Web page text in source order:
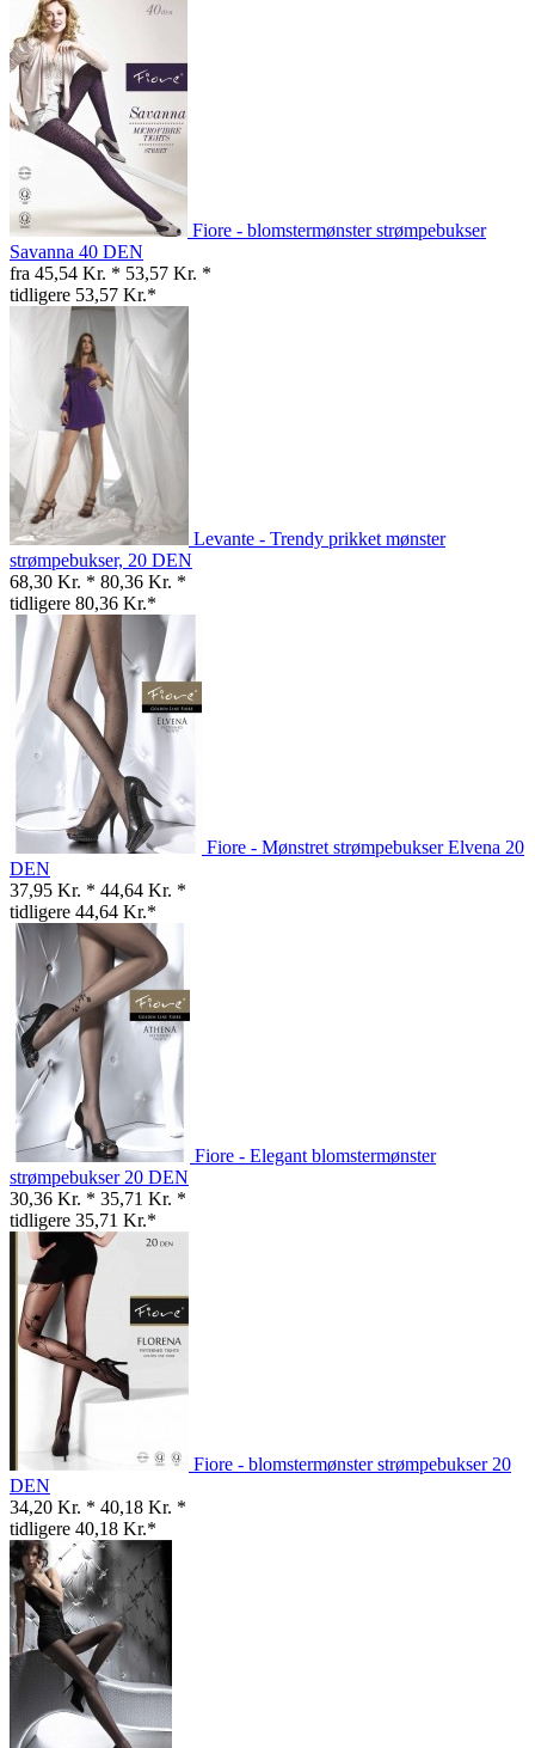
Fiore - blomstermønster strømpebukser
Savanna 40 DEN
fra 45,54 Kr. * 53,57 Kr. *
tidligere 53,57 Kr.*
Levante - Trendy prikket mønster
strømpebukser, 20 DEN
68,30 Kr. * 80,36 Kr. *
tidligere 80,36 Kr.*
Fiore - Mønstret strømpebukser Elvena 20
DEN
37,95 Kr. * 44,64 Kr. *
tidligere 44,64 Kr.*
Fiore - Elegant blomstermønster
strømpebukser 20 DEN
30,36 Kr. * 35,71 Kr. *
tidligere 35,71 Kr.*
Fiore - blomstermønster strømpebukser 20
DEN
34,20 Kr. * 40,18 Kr. *
tidligere 40,18 Kr.*